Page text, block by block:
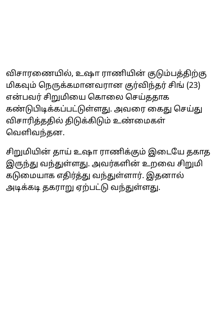
விசாரணையில், உஷா ராணியின் குடும்பத்திற்கு
மிகவும் நெருக்கமானவரான குர்விந்தர் சிங் (23)
என்பவர் சிறுமியை கொலை செய்ததாக
கண்டுபிடிக்கப்பட்டுள்ளது. அவரை கைது செய்து
விசாரித்ததில் திடுக்கிடும் உண்மைகள்
வெளிவந்தன.
சிறுமியின் தாய் உஷா ராணிக்கும் இடையே தகாத
இருந்து வந்துள்ளது. அவர்களின் உறவை சிறுமி
கடுமையாக எதிர்த்து வந்துள்ளார். இதனால்
அடிக்கடி தகராறு ஏற்பட்டு வந்துள்ளது.